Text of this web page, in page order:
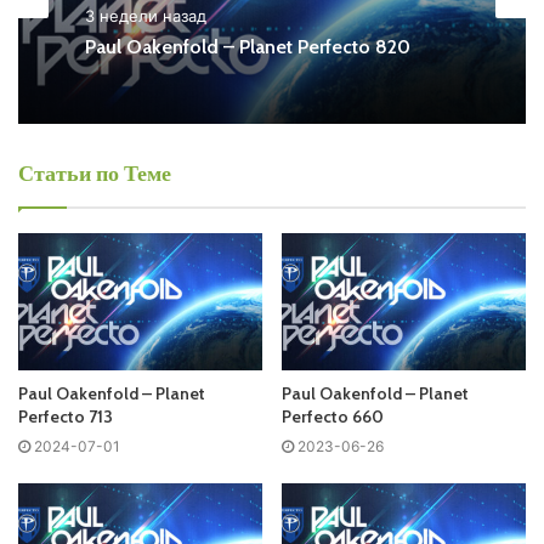
Ближайший эфир:
Запись выпусков
Слушай и добавляй плейлист VK:
Tracklist:
No playlist
3 недели назад
Paul Oakenfold – Planet Perfecto 820
Статьи по Теме
Paul Oakenfold – Planet
Perfecto 713
2024-07-01
Paul Oakenfold – Planet
Perfecto 660
2023-06-26